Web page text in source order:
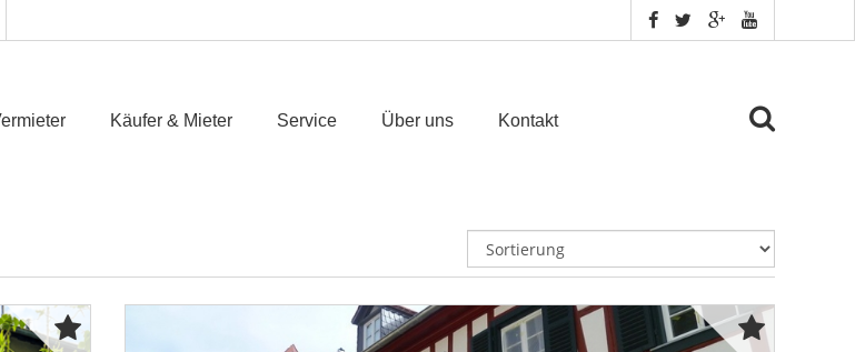
Käufer & Mieter Service Über uns Kontakt